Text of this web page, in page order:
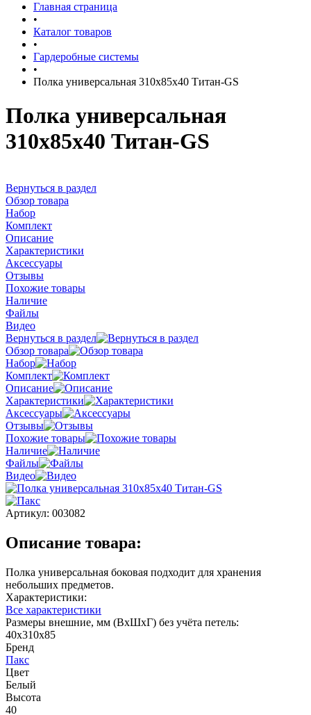
Главная страница
•
Каталог товаров
•
Гардеробные системы
•
Полка универсальная 310x85x40 Титан-GS
Полка универсальная
310x85x40 Титан-GS
Вернуться в раздел
Обзор товара
Набор
Комплект
Описание
Характеристики
Аксессуары
Отзывы
Похожие товары
Наличие
Файлы
Видео
Вернуться в раздел
Обзор товара
Набор
Комплект
Описание
Характеристики
Аксессуары
Отзывы
Похожие товары
Наличие
Файлы
Видео
Артикул: 003082
Описание товара:
Полка универсальная боковая подходит для хранения
небольших предметов.
Характеристики:
Все характеристики
Размеры внешние, мм (ВхШхГ) без учёта петель:
40x310x85
Бренд
Пакс
Цвет
Белый
Высота
40